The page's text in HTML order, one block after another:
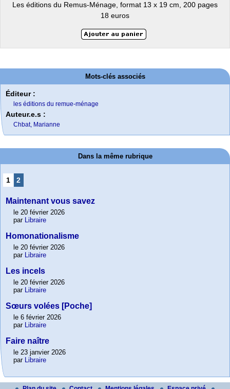
Les éditions du Remus-Ménage, format 13 x 19 cm, 200 pages
18 euros
Mots-clés associés
Éditeur :
les éditions du remue-ménage
Auteur.e.s :
Chbat, Marianne
Dans la même rubrique
1 2
Maintenant vous savez
le 20 février 2026
par Libraire
Homonationalisme
le 20 février 2026
par Libraire
Les incels
le 20 février 2026
par Libraire
Sœurs volées [Poche]
le 6 février 2026
par Libraire
Faire naître
le 23 janvier 2026
par Libraire